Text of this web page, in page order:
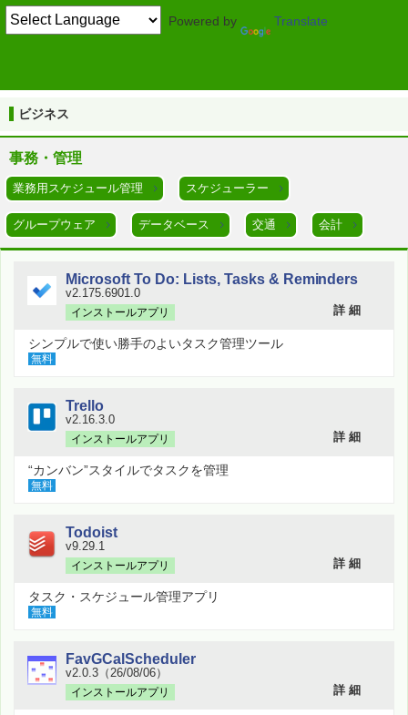
Powered by Translate
ビジネス
事務・管理
業務用スケジュール管理 スケジューラー
グループウェア データベース 交通 会計
Microsoft To Do: Lists, Tasks & Reminders
v2.175.6901.0
インストールアプリ
詳 細
シンプルで使い勝手のよいタスク管理ツール
無料
Trello
v2.16.3.0
インストールアプリ
詳 細
“カンバン”スタイルでタスクを管理
無料
Todoist
v9.29.1
インストールアプリ
詳 細
タスク・スケジュール管理アプリ
無料
FavGCalScheduler
v2.0.3（26/08/06）
インストールアプリ
詳 細